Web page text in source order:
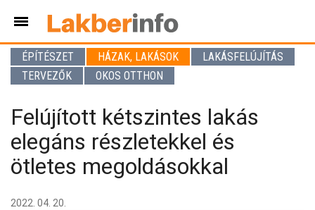
ÉPÍTÉSZET HÁZAK, LAKÁSOK
LAKÁSFELÚJÍTÁS
TERVEZŐK
OKOS OTTHON
Felújított kétszintes lakás
elegáns részletekkel és
ötletes megoldásokkal
2022. 04. 20.